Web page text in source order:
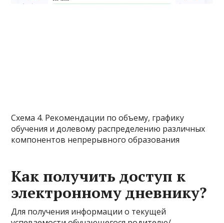
Схема 4. Рекомендации по объему, графику
обучения и долевому распределению различных
компонентов непрерывного образования
Как получить доступ к
электронному дневнику?
Для получения информации о текущей